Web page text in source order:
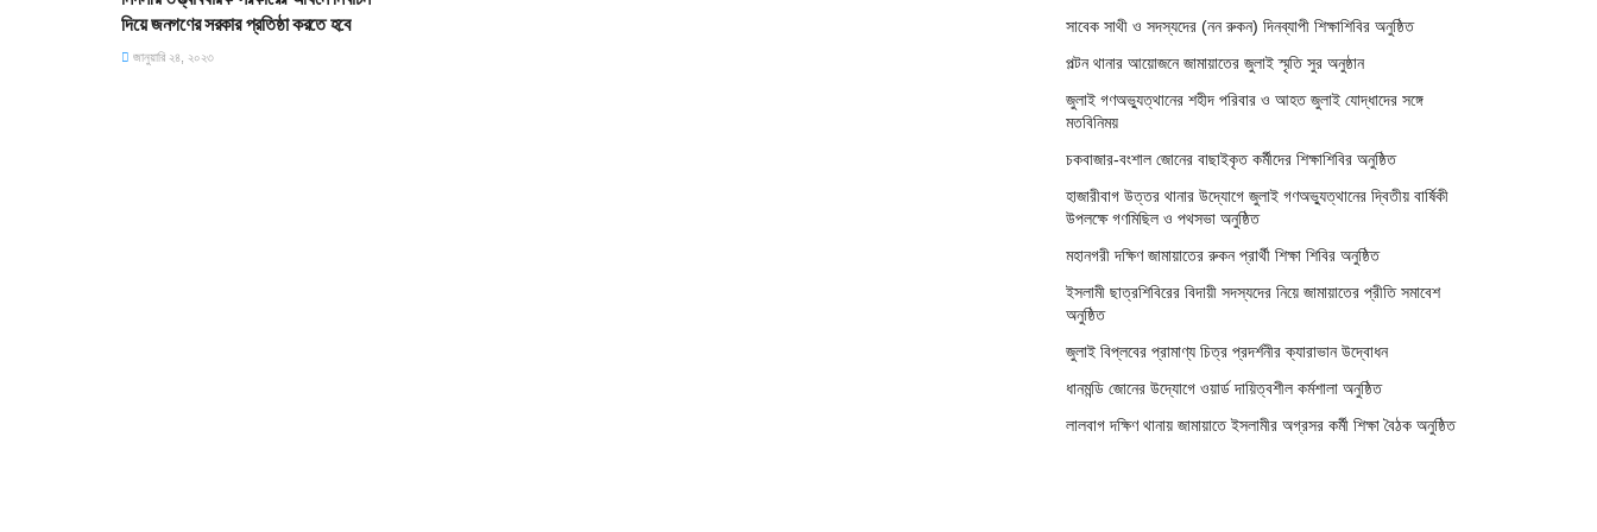
দিয়ে জনগণের সরকার প্রতিষ্ঠা করতে হবে
জানুয়ারি ২৪, ২০২৩
সাবেক সাথী ও সদস্যদের (নন রুকন) দিনব্যাপী শিক্ষাশিবির অনুষ্ঠিত
পল্টন থানার আয়োজনে জামায়াতের জুলাই স্মৃতি সুর অনুষ্ঠান
জুলাই গণঅভ্যুত্থানের শহীদ পরিবার ও আহত জুলাই যোদ্ধাদের সঙ্গে
মতবিনিময়
চকবাজার-বংশাল জোনের বাছাইকৃত কর্মীদের শিক্ষাশিবির অনুষ্ঠিত
হাজারীবাগ উত্তর থানার উদ্যোগে জুলাই গণঅভ্যুত্থানের দ্বিতীয় বার্ষিকী
উপলক্ষে গণমিছিল ও পথসভা অনুষ্ঠিত
মহানগরী দক্ষিণ জামায়াতের রুকন প্রার্থী শিক্ষা শিবির অনুষ্ঠিত
ইসলামী ছাত্রশিবিরের বিদায়ী সদস্যদের নিয়ে জামায়াতের প্রীতি সমাবেশ
অনুষ্ঠিত
জুলাই বিপ্লবের প্রামাণ্য চিত্র প্রদর্শনীর ক্যারাভান উদ্বোধন
ধানমন্ডি জোনের উদ্যোগে ওয়ার্ড দায়িত্বশীল কর্মশালা অনুষ্ঠিত
লালবাগ দক্ষিণ থানায় জামায়াতে ইসলামীর অগ্রসর কর্মী শিক্ষা বৈঠক অনুষ্ঠিত